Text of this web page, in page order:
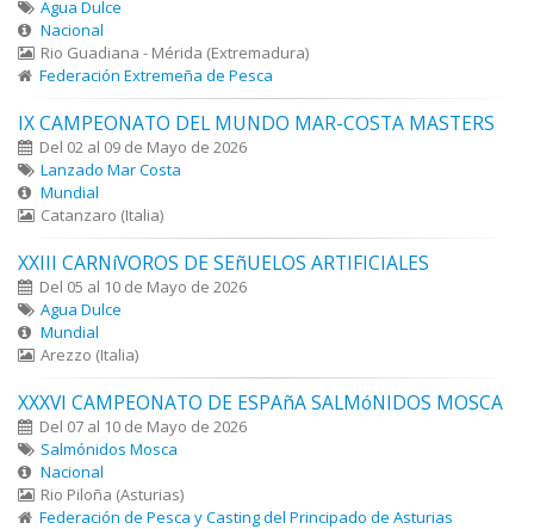
Agua Dulce
Nacional
Rio Guadiana - Mérida (Extremadura)
Federación Extremeña de Pesca
IX CAMPEONATO DEL MUNDO MAR-COSTA MASTERS
Del 02 al 09 de Mayo de 2026
Lanzado Mar Costa
Mundial
Catanzaro (Italia)
XXIII CARNíVOROS DE SEñUELOS ARTIFICIALES
Del 05 al 10 de Mayo de 2026
Agua Dulce
Mundial
Arezzo (Italia)
XXXVI CAMPEONATO DE ESPAñA SALMóNIDOS MOSCA
Del 07 al 10 de Mayo de 2026
Salmónidos Mosca
Nacional
Rio Piloña (Asturias)
Federación de Pesca y Casting del Principado de Asturias